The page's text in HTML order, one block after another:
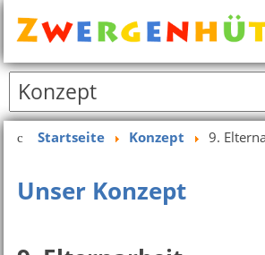
Startseite Konzept 9.
Unser Konzept